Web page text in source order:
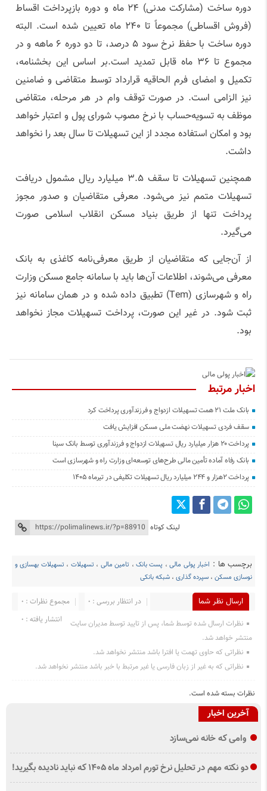
دوره ساخت (مشارکت مدنی) ۲۴ ماه و دوره بازپرداخت اقساط
(فروش اقساطی) مجموعاً تا ۲۴۰ ماه تعیین شده است. البته
دوره ساخت با حفظ نرخ سود ۵ درصد، تا دو دوره ۶ ماهه و در
مجموع تا ۳۶ ماه قابل تمدید است.بر اساس این بخشنامه،
تکمیل و امضای فرم الحاقیه قرارداد توسط متقاضی و ضامنین
نیز الزامی است. در صورت توقف وام در هر مرحله، متقاضی
موظف به تسویه‌حساب با نرخ مصوب شورای پول و اعتبار خواهد
بود و امکان استفاده مجدد از این تسهیلات تا سال بعد را نخواهد
داشت.
همچنین تسهیلات تا سقف ۳.۵ میلیارد ریال مشمول دریافت
تسهیلات متمم نیز می‌شود. معرفی متقاضیان و صدور مجوز
پرداخت تنها از طریق بنیاد مسکن انقلاب اسلامی صورت
می‌گیرد.
از آن‌جایی که متقاضیان از طریق معرفی‌نامه کاغذی به بانک
معرفی می‌شوند، اطلاعات آن‌ها باید با سامانه جامع مسکن وزارت
راه و شهرسازی (Tem) تطبیق داده شده و در همان سامانه نیز
ثبت شود. در غیر این صورت، پرداخت تسهیلات مجاز نخواهد
بود.
اخبار مرتبط
بانک ملت ۲۱ همت تسهیلات ازدواج و فرزندآوری پرداخت کرد
سقف فردی تسهیلات نهضت ملی مسکن افزایش یافت
پرداخت ۲۰ هزار میلیارد ریال تسهیلات ازدواج و فرزند‌آوری توسط بانک سینا
بانک رفاه آماده تأمین مالی طرح‌های توسعه‌ای وزارت راه و شهرسازی است
پرداخت ۲هزار و ۲۴۴ میلیارد ریال تسهیلات تکلیفی در تیرماه ۱۴۰۵
لینک کوتاه
برچسب ها : اخبار پولی مالی، پست بانک ، تامین مالی ، تسهیلات ، تسهیلات بهسازی و
نوسازی مسکن ، سپرده گذاری ، شبکه بانکی
ارسال نظر شما مجموع نظرات : 0
در انتظار بررسی : 0
انتشار یافته : ۰
نظرات ارسال شده توسط شما، پس از تایید توسط مدیران سایت
منتشر خواهد شد.
نظراتی که حاوی تهمت یا افترا باشد منتشر نخواهد شد.
نظراتی که به غیر از زبان فارسی یا غیر مرتبط با خبر باشد منتشر نخواهد شد.
نظرات بسته شده است.
آخرین اخبار
وامی که خانه نمی‌سازد
دو نکته مهم در تحلیل نرخ تورم امرداد ماه ۱۴۰۵ که نباید نادیده بگیرید!